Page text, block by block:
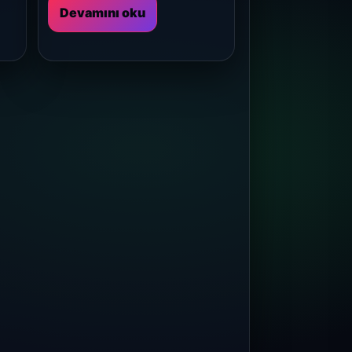
Devamını oku